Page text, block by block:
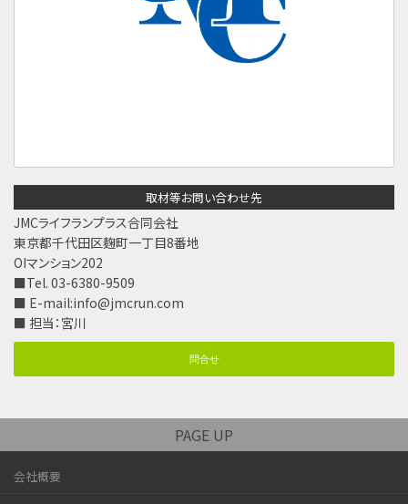
取材等お問い合わせ先
JMCライフランプラス合同会社
東京都千代田区麹町一丁目8番地
OIマンション202
■Tel. 03-6380-9509
■ E-mail:info@jmcrun.com
■ 担当：宮川
問合せ
PAGE UP
会社概要